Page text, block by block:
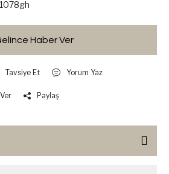
Haber Ver
Tavsiye Et Yorum Yaz
Paylaş